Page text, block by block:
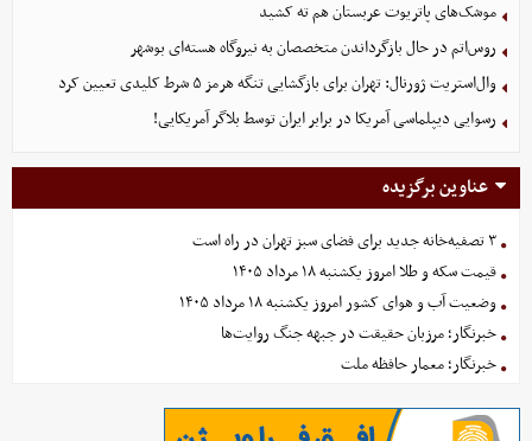
موشک‌های پاتریوت عربستان هم ته‌ کشید
روس‌اتم در حال بازگرداندن متخصصان به نیروگاه هسته‌ای بوشهر
وال‌استریت ژورنال: تهران برای بازگشایی تنگه هرمز ۵ شرط کلیدی تعیین کرد
رسوایی دیپلماسی آمریکا در برابر ایران توسط بلاگر آمریکایی!
عناوین برگزیده
۳ تصفیه‌خانه جدید برای فضای سبز تهران در راه است
قیمت سکه و طلا امروز یکشنبه ۱۸ مرداد ۱۴۰۵
وضعیت آب و هوای کشور امروز یکشنبه ۱۸ مرداد ۱۴۰۵
خبرنگار؛ مرزبان حقیقت در جبهه جنگ روایت‌ها
خبرنگار؛ معمار حافظه ملت